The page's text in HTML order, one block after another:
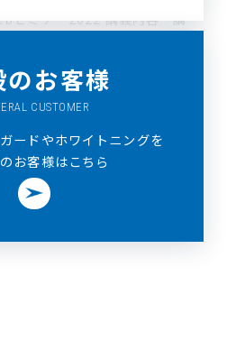
セミナー2022 講義内容・講
のお客様
CUSTOMER
ードやホワイトニングを
お客様はこちら
＞